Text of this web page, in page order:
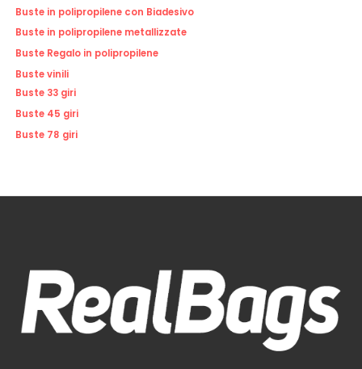
Buste in polipropilene con Biadesivo
Buste in polipropilene metallizzate
Buste Regalo in polipropilene
Buste vinili
Buste 33 giri
Buste 45 giri
Buste 78 giri